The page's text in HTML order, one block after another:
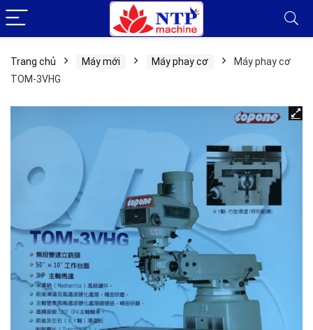
Trang chủ Máy mới Máy phay cơ
Máy phay cơ
TOM-3VHG